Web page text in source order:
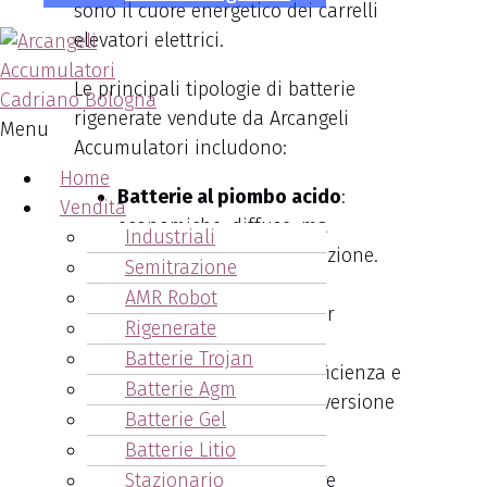
Menu
Home
Vendita
Industriali
Semitrazione
AMR Robot
Rigenerate
Batterie Trojan
Batterie Agm
Batterie Gel
Batterie Litio
Stazionario
sono il cuore energetico dei carrelli
elevatori elettrici.
Le principali tipologie di batterie
rigenerate vendute da Arcangeli
Accumulatori includono:
Batterie al piombo acido:
economiche, diffuse, ma
necessitano di manutenzione.
Batterie AGM: senza
manutenzione, ideali per
ambienti puliti.
Batterie al litio: alta efficienza e
lunga durata, anche in versione
usata.
Una batteria usata può offrire